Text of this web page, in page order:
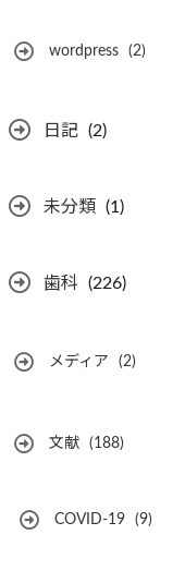
wordpress (2)
日記 (2)
未分類 (1)
歯科 (226)
メディア (2)
文献 (188)
COVID-19 (9)